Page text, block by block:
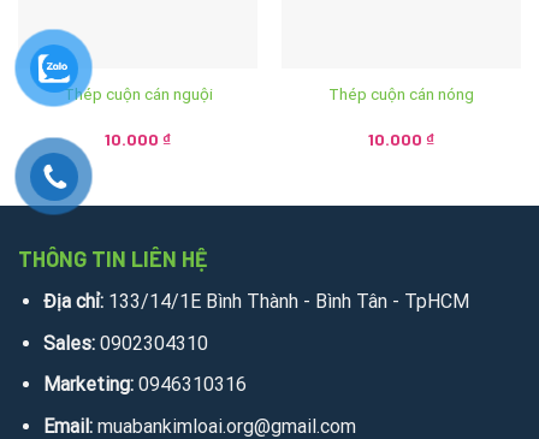
Thép cuộn cán nguội
10.000 ₫
Thép cuộn cán nóng
10.000 ₫
THÔNG TIN LIÊN HỆ
Địa chỉ:133/14/1E Bình Thành - Bình Tân - TpHCM
Sales: 0902304310
Marketing: 0946310316
Email: muabankimloai.org@gmail.com